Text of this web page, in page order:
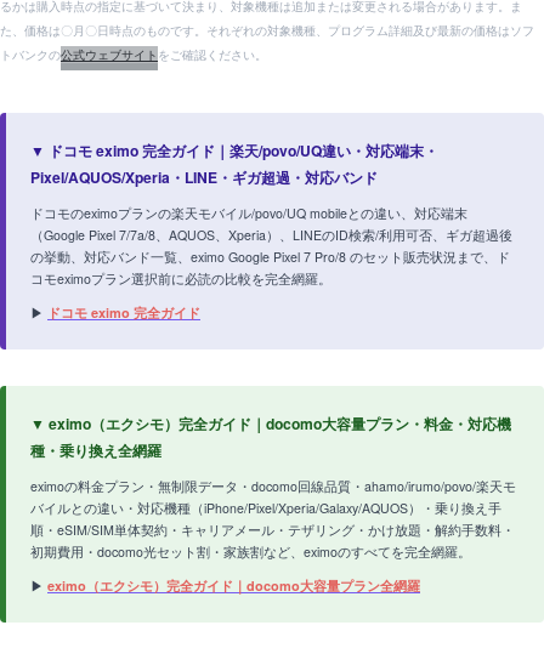
るかは購入時点の指定に基づいて決まり、対象機種は追加または変更される場合があります。ま
た、価格は〇月〇日時点のものです。それぞれの対象機種、プログラム詳細及び最新の価格はソフ
トバンクの公式ウェブサイト をご確認ください。
▼ ドコモ eximo 完全ガイド｜楽天/povo/UQ違い・対応端末・
Pixel/AQUOS/Xperia・LINE・ギガ超過・対応バンド
ドコモのeximoプランの楽天モバイル/povo/UQ mobileとの違い、対応端末
（Google Pixel 7/7a/8、AQUOS、Xperia）、LINEのID検索/利用可否、ギガ超過後
の挙動、対応バンド一覧、eximo Google Pixel 7 Pro/8 のセット販売状況まで、ド
コモeximoプラン選択前に必読の比較を完全網羅。
▶ ドコモ eximo 完全ガイド
▼ eximo（エクシモ）完全ガイド｜docomo大容量プラン・料金・対応機
種・乗り換え全網羅
eximoの料金プラン・無制限データ・docomo回線品質・ahamo/irumo/povo/楽天モ
バイルとの違い・対応機種（iPhone/Pixel/Xperia/Galaxy/AQUOS）・乗り換え手
順・eSIM/SIM単体契約・キャリアメール・テザリング・かけ放題・解約手数料・
初期費用・docomo光セット割・家族割など、eximoのすべてを完全網羅。
▶ eximo（エクシモ）完全ガイド｜docomo大容量プラン全網羅